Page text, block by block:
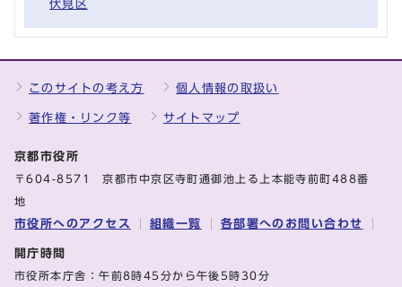
伏見区
このサイトの考え方 個人情報の取扱い
著作権・リンク等 サイトマップ
京都市役所
〒604-8571 京都市中京区寺町通御池上る上本能寺前町488番
地
市役所へのアクセス 組織一覧 各部署へのお問い合わせ
開庁時間
市役所本庁舎：午前8時45分から午後5時30分